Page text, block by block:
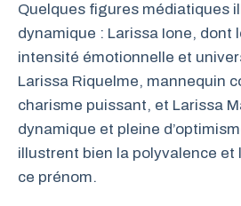
Quelques figures médiatiques
dynamique : Larissa Ione, dont
intensité émotionnelle et
Larissa Riquelme, mannequin
charisme puissant, et Larissa
dynamique et pleine
illustrent bien la polyvalence et
ce prénom.